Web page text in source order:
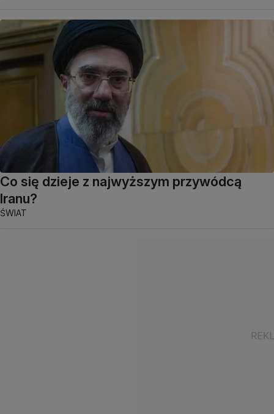
Co się dzieje z najwyższym przywódcą
Iranu?
ŚWIAT